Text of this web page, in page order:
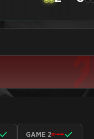
GAME 2